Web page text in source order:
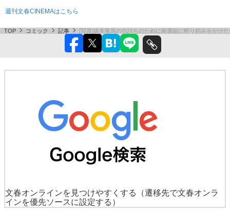
週刊文春CINEMAはこちら
TOP コミック 記事 [写真]坂本竜馬の仇討ちのために新選組に斬り切みをかけ
文春オンラインを見つけやすくする
（遷移先で文春オンラ
インを優先ソースに設定する）